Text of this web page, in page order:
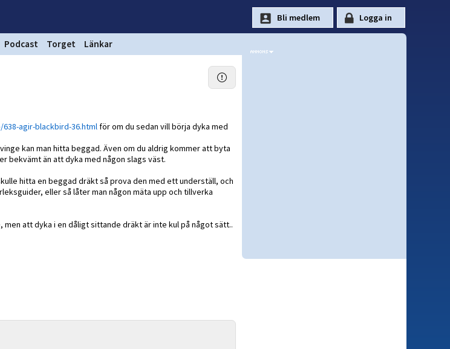
Podcast Torget Länkar
agir-blackbird-36.htmlför om du sedan vill börja dyka med
kan man hitta beggad. Även om du aldrig kommer att byta
bekvämt än att dyka med någon slags väst.
hitta en beggad dräkt så prova den med ett underställ, och
eller så låter man någon mäta upp och tillverka
att dyka i en dåligt sittande dräkt är inte kul på något sätt..